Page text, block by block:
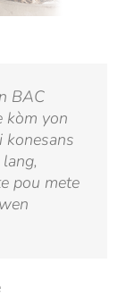
BAC
kòm yon
konesans
pou mete